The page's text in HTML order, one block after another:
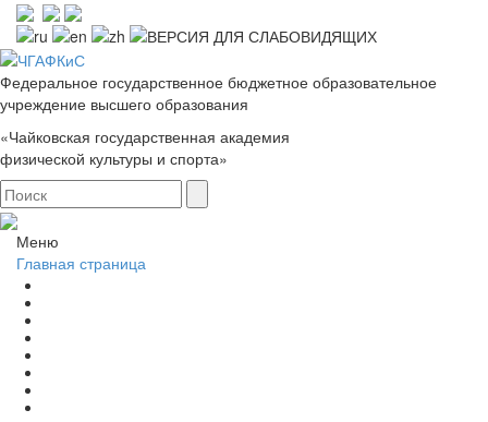
Федеральное государственное бюджетное образовательное
учреждение высшего образования
«Чайковская государственная академия
физической культуры и спорта»
Меню
Главная страница